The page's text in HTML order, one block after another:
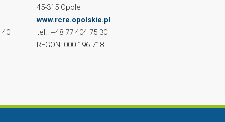
40
45-315 Opole
www.rcre.opolskie.pl
tel.: +48 77 404 75 30
REGON: 000 196 718